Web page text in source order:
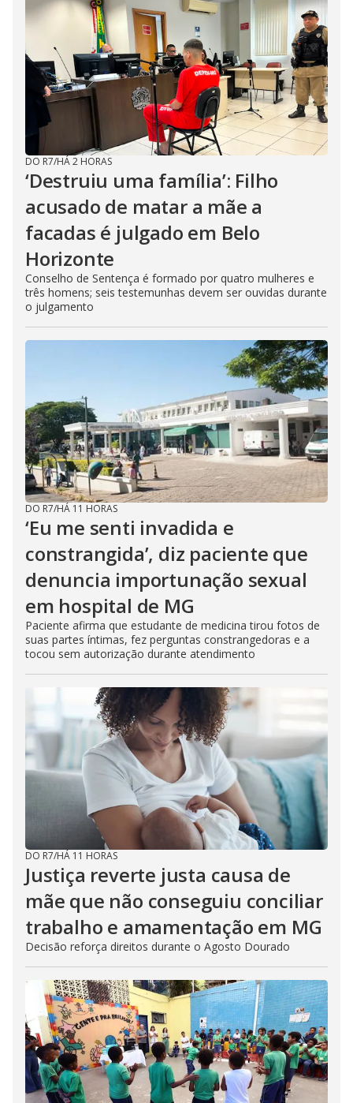
DO R7/HÁ 2 HORAS
‘Destruiu uma família’: Filho
acusado de matar a mãe a
facadas é julgado em Belo
Horizonte
Conselho de Sentença é formado por quatro mulheres e
três homens; seis testemunhas devem ser ouvidas durante
o julgamento
DO R7/HÁ 11 HORAS
‘Eu me senti invadida e
constrangida’, diz paciente que
denuncia importunação sexual
em hospital de MG
Paciente afirma que estudante de medicina tirou fotos de
suas partes íntimas, fez perguntas constrangedoras e a
tocou sem autorização durante atendimento
DO R7/HÁ 11 HORAS
Justiça reverte justa causa de
mãe que não conseguiu conciliar
trabalho e amamentação em MG
Decisão reforça direitos durante o Agosto Dourado